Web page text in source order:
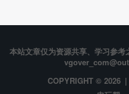
本站文章仅为资源共享、学习参
COPYRIGHT © 2026 |